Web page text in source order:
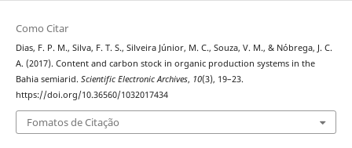
Como Citar
Dias, F. P. M., Silva, F. T. S., Silveira Júnior, M. C., Souza, V. M., & Nóbrega, J. C.
A. (2017). Content and carbon stock in organic production systems in the
Bahia semiarid. Scientific Electronic Archives, 10(3), 19–23.
https://doi.org/10.36560/1032017434
Fomatos de Citação